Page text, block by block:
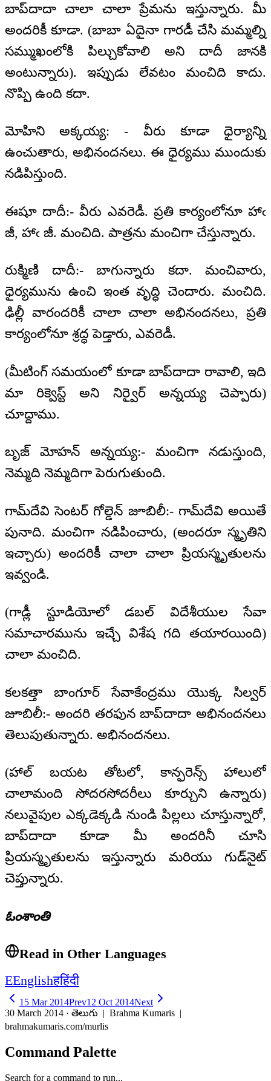
బాప్‍దాదా చాలా చాలా ప్రేమను ఇస్తున్నారు. మీ
అందరికీ కూడా. (బాబా ఏదైనా గారడీ చేసి మమ్మల్ని
సమ్ముఖంలోకి పిల్చుకోవాలి అని దాదీ జానకి
అంటున్నారు). ఇప్పుడు లేవటం మంచిది కాదు.
నొప్పి ఉంది కదా.
మోహిని అక్కయ్య: - వీరు కూడా ధైర్యాన్ని
ఉంచుతారు, అభినందనలు. ఈ ధైర్యము ముందుకు
నడిపిస్తుంది.
ఈషూ దాదీ:- వీరు ఎవరెడీ. ప్రతి కార్యంలోనూ హాఁ
జీ, హాఁ జీ. మంచిది. పాత్రను మంచిగా చేస్తున్నారు.
రుక్మిణి దాదీ:- బాగున్నారు కదా. మంచివారు,
ధైర్యమును ఉంచి ఇంత వృద్ధి చెందారు. మంచిది.
ఢిల్లీ వారందరికీ చాలా చాలా అభినందనలు, ప్రతి
కార్యంలోనూ శ్రద్ధ పెడ్తారు, ఎవరెడీ.
(మీటింగ్ సమయంలో కూడా బాప్‍దాదా రావాలి, ఇది
మా రిక్వెస్ట్ అని నిర్వైర్ అన్నయ్య చెప్పారు)
చూద్దాము.
బృజ్ మోహన్ అన్నయ్య:- మంచిగా నడుస్తుంది,
నెమ్మది నెమ్మదిగా పెరుగుతుంది.
గామ్‌దేవి సెంటర్ గోల్డెన్ జూబిలీ:- గామ్‌దేవి అయితే
పునాది. మంచిగా నడిపించారు, (అందరూ స్మృతిని
ఇచ్చారు) అందరికీ చాలా చాలా ప్రియస్మృతులను
ఇవ్వండి.
(గాడ్లీ స్టూడియోలో డబల్ విదేశీయుల సేవా
సమాచారమును ఇచ్చే విశేష గది తయారయింది)
చాలా మంచిది.
కలకత్తా బాంగూర్ సేవాకేంద్రము యొక్క సిల్వర్
జూబిలీ:- అందరి తరఫున బాప్‍దాదా అభినందనలు
తెలుపుతున్నారు. అభినందనలు.
(హాల్ బయట తోటలో, కాన్ఫరెన్స్ హాలులో
చాలామంది సోదరసోదరీలు కూర్చుని ఉన్నారు)
నలువైపుల ఎక్కడెక్కడి నుండి పిల్లలు చూస్తున్నారో,
బాప్‍దాదా కూడా మీ అందరినీ చూసి
ప్రియస్మృతులను ఇస్తున్నారు మరియు గుడ్‌నైట్
చెప్తున్నారు.
ఓంశాంతి
Read in Other Languages
EEnglishहहिंदी
15 Mar 2014Prev12 Oct 2014Next
30 March 2014 · తెలుగు | Brahma Kumaris |
brahmakumaris.com/murlis
Command Palette
Search for a command to run...